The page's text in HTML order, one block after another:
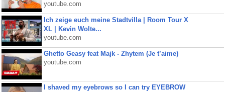
youtube.com
Ich zeige euch meine Stadtvilla | Room Tour X
XL | Kevin Wolte...
youtube.com
Ghetto Geasy feat Majk - Zhytem (Je t’aime)
youtube.com
I shaved my eyebrows so I can try EYEBROW